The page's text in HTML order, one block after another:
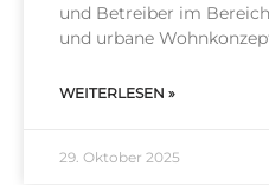
und Betrei­ber im
und urba­ne
WEITERLESEN »
29. Oktober 2025